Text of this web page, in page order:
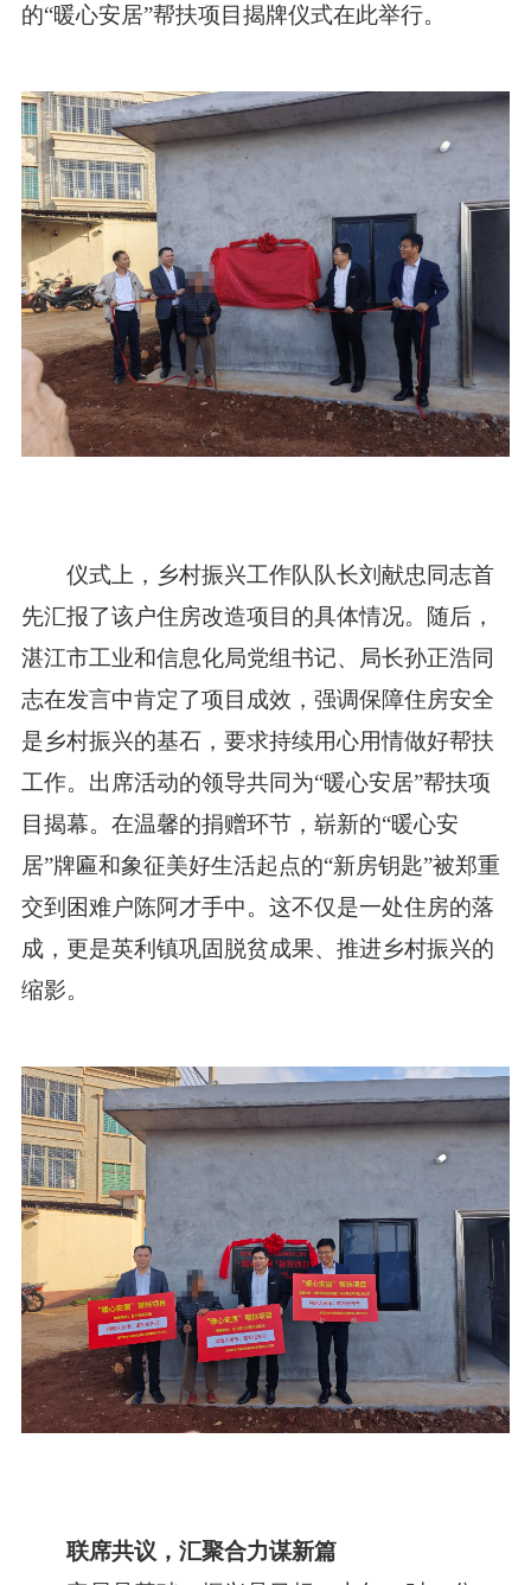
的“暖心安居”帮扶项目揭牌仪式在此举行。
仪式上，乡村振兴工作队队长刘献忠同志首
先汇报了该户住房改造项目的具体情况。随后，
湛江市工业和信息化局党组书记、局长孙正浩同
志在发言中肯定了项目成效，强调保障住房安全
是乡村振兴的基石，要求持续用心用情做好帮扶
工作。出席活动的领导共同为“暖心安居”帮扶项
目揭幕。在温馨的捐赠环节，崭新的“暖心安
居”牌匾和象征美好生活起点的“新房钥匙”被郑重
交到困难户陈阿才手中。这不仅是一处住房的落
成，更是英利镇巩固脱贫成果、推进乡村振兴的
缩影。
联席共议，汇聚合力谋新篇